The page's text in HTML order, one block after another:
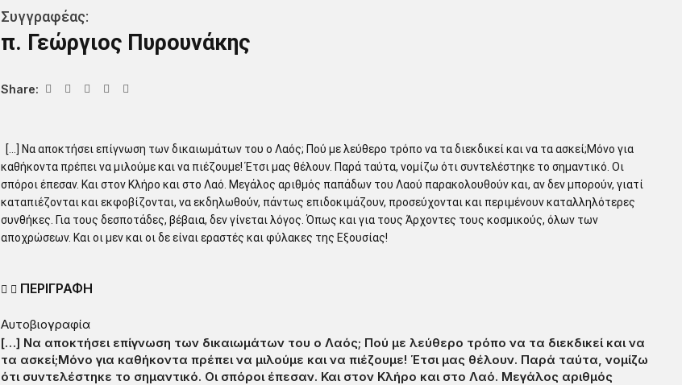
Συγγραφέας:
π. Γεώργιος Πυρουνάκης
Share:
[…] Να αποκτήσει επίγνωση των δικαιωμάτων του ο Λαός; Πού με λεύθερο τρόπο να τα διεκδικεί και να τα ασκεί;Μόνο για
καθήκοντα πρέπει να μιλούμε και να πιέζουμε! Έτσι μας θέλουν. Παρά ταύτα, νομίζω ότι συντελέστηκε το σημαντικό. Οι
σπόροι έπεσαν. Και στον Κλήρο και στο Λαό. Μεγάλος αριθμός παπάδων του Λαού παρακολουθούν και, αν δεν μπορούν, γιατί
καταπιέζονται και εκφοβίζονται, να εκδηλωθούν, πάντως επιδοκιμάζουν, προσεύχονται και περιμένουν καταλληλότερες
συνθήκες. Για τους δεσποτάδες, βέβαια, δεν γίνεται λόγος. Όπως και για τους Άρχοντες τους κοσμικούς, όλων των
αποχρώσεων. Και οι μεν και οι δε είναι εραστές και φύλακες της Εξουσίας!
ΠΕΡΙΓΡΑΦΗ
Αυτοβιογραφία
[…] Να αποκτήσει επίγνωση των δικαιωμάτων του ο Λαός; Πού με λεύθερο τρόπο να τα διεκδικεί και να
τα ασκεί;Μόνο για καθήκοντα πρέπει να μιλούμε και να πιέζουμε! Έτσι μας θέλουν. Παρά ταύτα, νομίζω
ότι συντελέστηκε το σημαντικό. Οι σπόροι έπεσαν. Και στον Κλήρο και στο Λαό. Μεγάλος αριθμός